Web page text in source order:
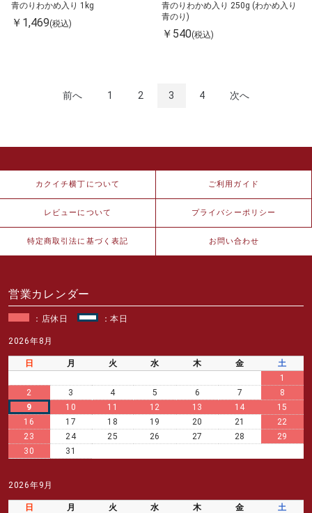
青のりわかめ入り 1kg
￥1,469(税込)
青のりわかめ入り 250g (わかめ入り
青のり)
￥540(税込)
前へ 1 2 3 4 次へ
カクイチ横丁について ご利用ガイド
レビューについて プライバシーポリシー
特定商取引法に基づく表記 お問い合わせ
営業カレンダー
：店休日 ：本日
2026年8月
日 月 火 水 木 金
土
1
2
3 4 5 6 7
8
9
10 11 12 13 14
15
16
17 18 19 20 21
22
23
24 25 26 27 28
29
30
31
2026年9月
日 月 火 水 木 金
土